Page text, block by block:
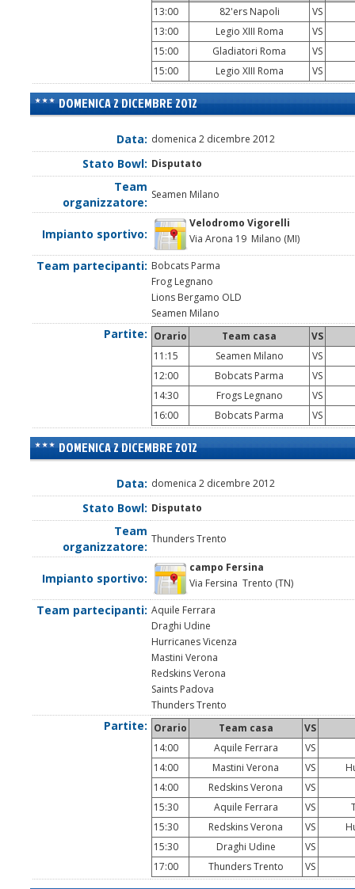
13:00
82'ers Napoli VS
13:00
Legio XIII Roma VS
15:00
Gladiatori Roma VS
15:00
Legio XIII Roma VS
DOMENICA 2 DICEMBRE 2012
Data: domenica 2 dicembre 2012
Stato Bowl: Disputato
Team
organizzatore:
Seamen Milano
Impianto sportivo:
Velodromo Vigorelli
Via Arona 19 Milano (MI)
Team partecipanti: Bobcats Parma
Frog Legnano
Lions Bergamo OLD
Seamen Milano
Partite: Orario Team casa
VS
11:15
Seamen Milano VS
12:00
Bobcats Parma VS
14:30
Frogs Legnano VS
16:00
Bobcats Parma VS
DOMENICA 2 DICEMBRE 2012
Data: domenica 2 dicembre 2012
Stato Bowl: Disputato
Team
organizzatore:
Thunders Trento
Impianto sportivo:
campo Fersina
Via Fersina Trento (TN)
Team partecipanti: Aquile Ferrara
Draghi Udine
Hurricanes Vicenza
Mastini Verona
Redskins Verona
Saints Padova
Thunders Trento
Partite: Orario Team casa VS
14:00
Aquile Ferrara VS
14:00
Mastini Verona VS
14:00
Redskins Verona VS
15:30
Aquile Ferrara VS
15:30
Redskins Verona VS
15:30
Draghi Udine VS
17:00
Thunders Trento VS